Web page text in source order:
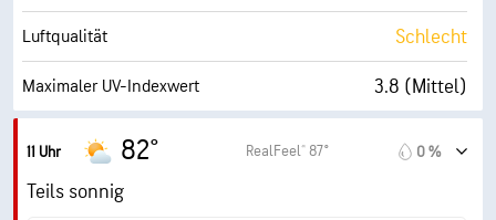
Bewölkung 43 %
Sichtweite 10 mi
Luftqualität Schlecht
Maximaler UV-Indexwert 3.8 (Mittel)
Luftfeuch.
11 Uhr 82° RealFeel® 87° 0 %
Teils sonnig